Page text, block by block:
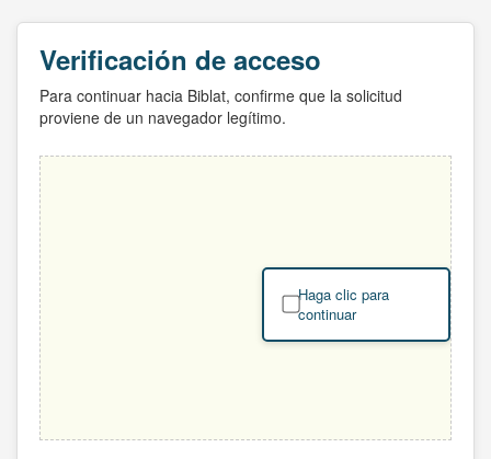
Verificación de acceso
Para continuar hacia Biblat, confirme que la solicitud
proviene de un navegador legítimo.
Haga clic para
continuar